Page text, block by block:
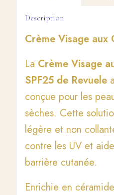
Description
Crème Visage aux
La Crème Visage
SPF25 de Revuele
conçue pour les
sèches. Cette
légère et non
contre les UV et
barrière cutanée.
Enrichie en